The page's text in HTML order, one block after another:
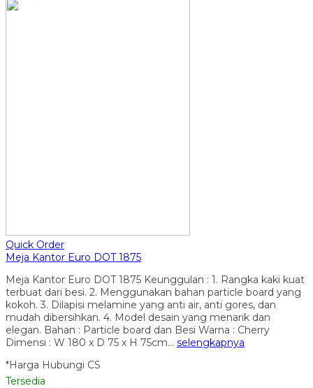
Quick Order
Meja Kantor Euro DOT 1875
Meja Kantor Euro DOT 1875 Keunggulan : 1. Rangka kaki kuat
terbuat dari besi. 2. Menggunakan bahan particle board yang
kokoh. 3. Dilapisi melamine yang anti air, anti gores, dan
mudah dibersihkan. 4. Model desain yang menarik dan
elegan. Bahan : Particle board dan Besi Warna : Cherry
Dimensi : W 180 x D 75 x H 75cm… selengkapnya
*Harga Hubungi CS
Tersedia